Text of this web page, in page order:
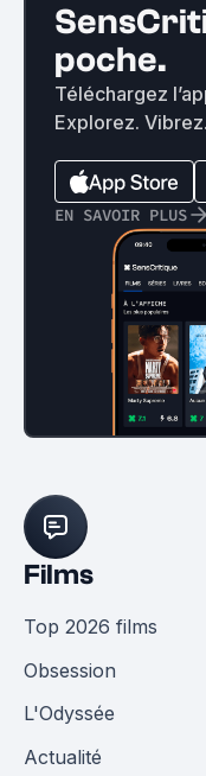
poche.
Téléchargez
Explorez.
EN SAVOIR PLUS
Films
Top 2026 films
Obsession
L'Odyssée
Actualité